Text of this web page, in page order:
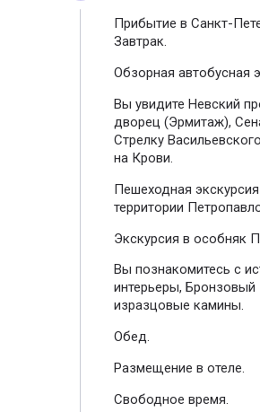
Прибытие в Санкт-
Завтрак.
Обзорная автобусная
Вы увидите Невский
дворец (Эрмитаж),
Стрелку
на Крови.
Пешеходная
территории
Экскурсия в особняк
Вы познакомитесь с
интерьеры,
изразцовые камины.
Обед.
Размещение в отеле.
Свободное время.